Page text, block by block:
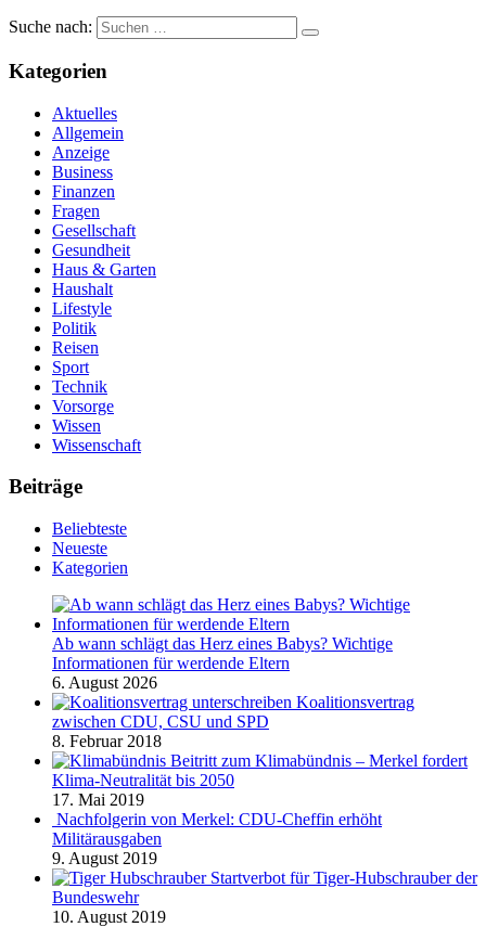
Suche nach:
Kategorien
Aktuelles
Allgemein
Anzeige
Business
Finanzen
Fragen
Gesellschaft
Gesundheit
Haus & Garten
Haushalt
Lifestyle
Politik
Reisen
Sport
Technik
Vorsorge
Wissen
Wissenschaft
Beiträge
Beliebteste
Neueste
Kategorien
Ab wann schlägt das Herz eines Babys? Wichtige
Informationen für werdende Eltern
6. August 2026
Koalitionsvertrag
zwischen CDU, CSU und SPD
8. Februar 2018
Beitritt zum Klimabündnis – Merkel fordert
Klima-Neutralität bis 2050
17. Mai 2019
Nachfolgerin von Merkel: CDU-Cheffin erhöht
Militärausgaben
9. August 2019
Startverbot für Tiger-Hubschrauber der
Bundeswehr
10. August 2019